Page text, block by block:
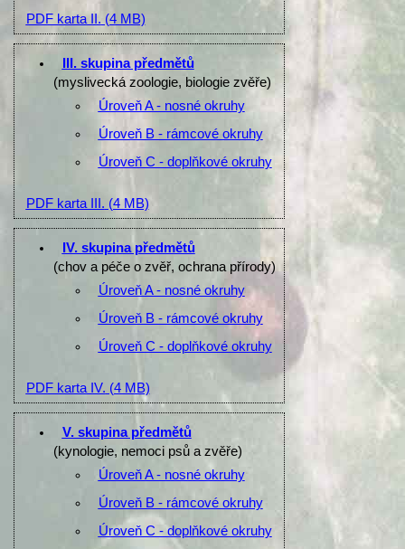
PDF karta II. (4 MB)
III. skupina předmětů
(myslivecká zoologie, biologie zvěře)
Úroveň A - nosné okruhy
Úroveň B - rámcové okruhy
Úroveň C - doplňkové okruhy
PDF karta III. (4 MB)
IV. skupina předmětů
(chov a péče o zvěř, ochrana přírody)
Úroveň A - nosné okruhy
Úroveň B - rámcové okruhy
Úroveň C - doplňkové okruhy
PDF karta IV. (4 MB)
V. skupina předmětů
(kynologie, nemoci psů a zvěře)
Úroveň A - nosné okruhy
Úroveň B - rámcové okruhy
Úroveň C - doplňkové okruhy